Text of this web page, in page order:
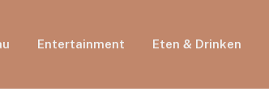
Entertainment Eten & Drinken